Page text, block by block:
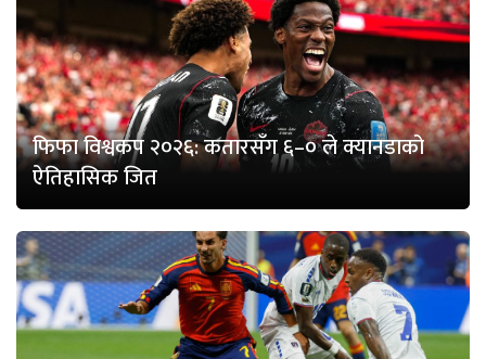
फिफा विश्वकप २०२६: कतारसँग ६–० ले क्यानडाको
ऐतिहासिक जित